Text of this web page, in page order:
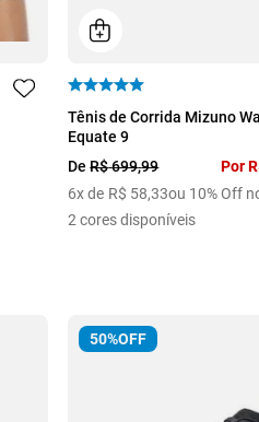
34
Tênis de Corrida Mizuno
Equate 9
DeR$699,99 Por
6x de R$ 58,33ou 10% Off
2 cores disponíveis
50%OFF